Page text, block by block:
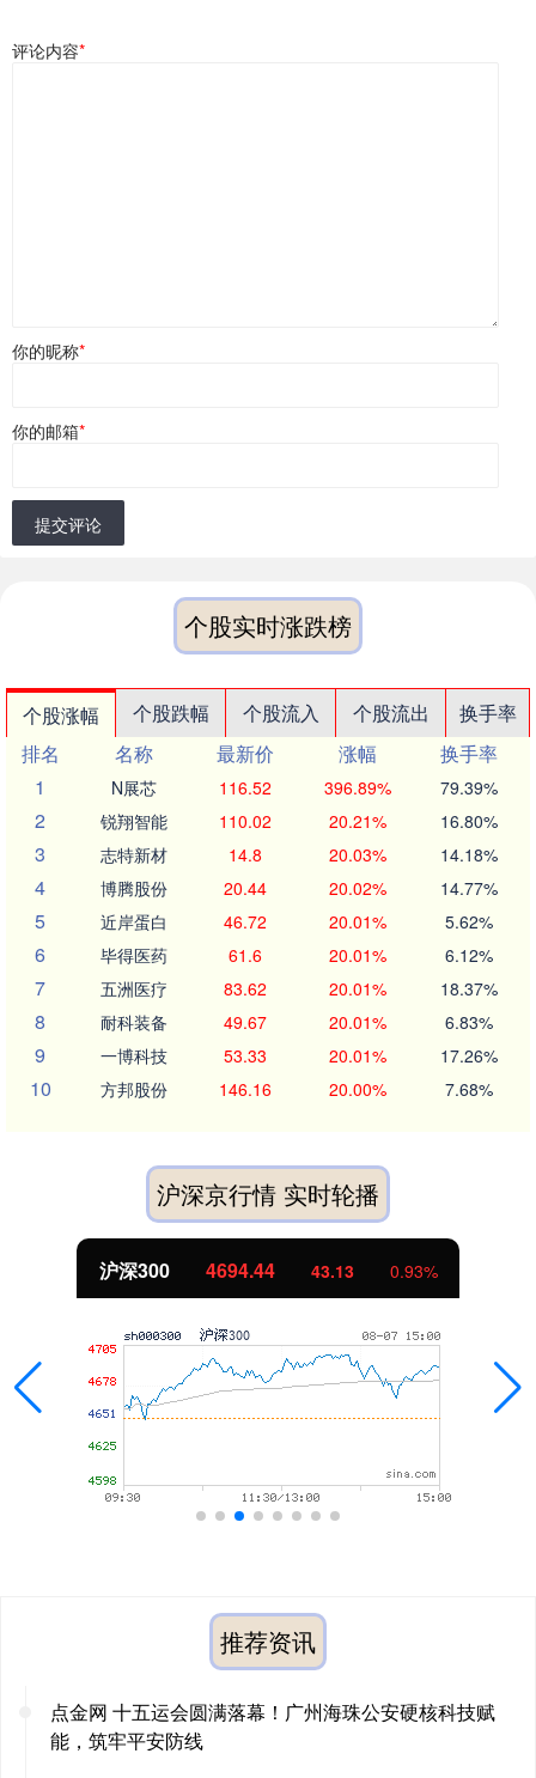
评论内容*
你的昵称*
你的邮箱*
提交评论
个股实时涨跌榜
个股涨幅 个股跌幅 个股流入 个股流出
换手率
排名
名称 最新价 涨幅
换手率
1
N展芯 116.52 396.89% 79.39%
2 锐翔智能 110.02 20.21% 16.80%
3 志特新材 14.8 20.03% 14.18%
4 博腾股份 20.44 20.02% 14.77%
5 近岸蛋白 46.72 20.01% 5.62%
6 毕得医药 61.6 20.01% 6.12%
7 五洲医疗 83.62 20.01% 18.37%
8 耐科装备 49.67 20.01% 6.83%
9 一博科技 53.33 20.01% 17.26%
10 方邦股份 146.16 20.00% 7.68%
沪深京行情 实时轮播
沪深300 4694.44 43.13 0.93%
推荐资讯
点金网 十五运会圆满落幕！广州海珠公安硬核科技赋
能，筑牢平安防线